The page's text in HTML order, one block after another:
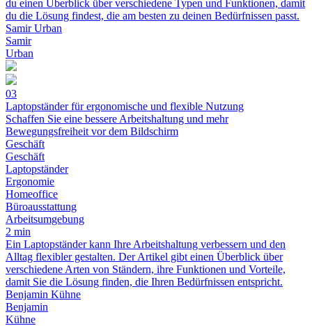
du einen Überblick über verschiedene Typen und Funktionen, damit
du die Lösung findest, die am besten zu deinen Bedürfnissen passt.
Samir Urban
Samir
Urban
03
Laptopständer für ergonomische und flexible Nutzung
Schaffen Sie eine bessere Arbeitshaltung und mehr
Bewegungsfreiheit vor dem Bildschirm
Geschäft
Geschäft
Laptopständer
Ergonomie
Homeoffice
Büroausstattung
Arbeitsumgebung
2 min
Ein Laptopständer kann Ihre Arbeitshaltung verbessern und den
Alltag flexibler gestalten. Der Artikel gibt einen Überblick über
verschiedene Arten von Ständern, ihre Funktionen und Vorteile,
damit Sie die Lösung finden, die Ihren Bedürfnissen entspricht.
Benjamin Kühne
Benjamin
Kühne